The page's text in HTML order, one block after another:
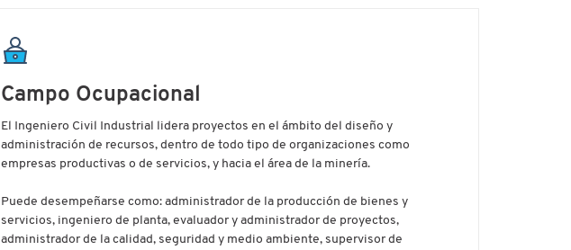
Campo Ocupacional
El Ingeniero Civil Industrial lidera proyectos en el ámbito del diseño y
administración de recursos, dentro de todo tipo de organizaciones como
empresas productivas o de servicios, y hacia el área de la minería.
Puede desempeñarse como: administrador de la producción de bienes y
servicios, ingeniero de planta, evaluador y administrador de proyectos,
administrador de la calidad, seguridad y medio ambiente, supervisor de